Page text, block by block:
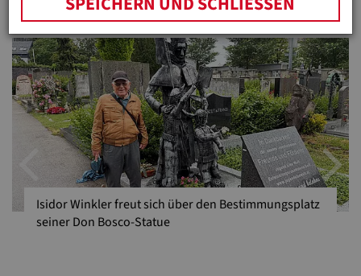
Waldschwimmbad.
Isidor Winkler freut sich über den Bestimmungsplatz
seiner Don Bosco-Statue
Previous